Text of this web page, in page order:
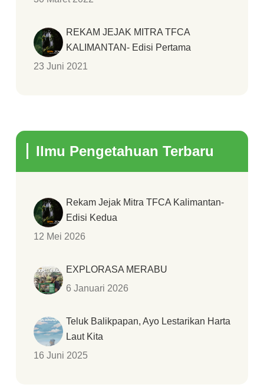
REKAM JEJAK MITRA TFCA
KALIMANTAN- Edisi Pertama
23 Juni 2021
Ilmu Pengetahuan Terbaru
Rekam Jejak Mitra TFCA Kalimantan-
Edisi Kedua
12 Mei 2026
EXPLORASA MERABU
6 Januari 2026
Teluk Balikpapan, Ayo Lestarikan Harta
Laut Kita
16 Juni 2025